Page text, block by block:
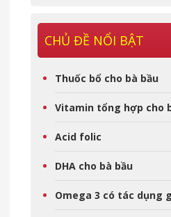
CHỦ ĐỀ NỔI BẬT
Thuốc bổ cho bà bầu
Vitamin tổng hợp cho
Acid folic
DHA cho bà bầu
Omega 3 có tác dụng